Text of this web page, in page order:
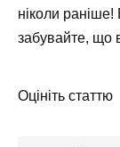
ніколи раніше!
забувайте, що
Оцініть статтю